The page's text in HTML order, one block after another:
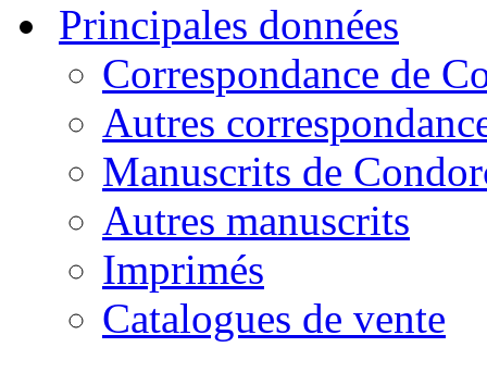
Principales données
Correspondance de
Autres
Manuscrits de
Autres manuscrits
Imprimés
Catalogues de vente